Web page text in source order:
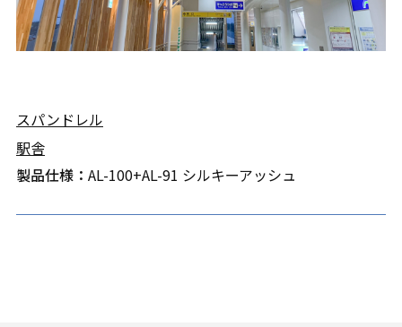
スパンドレル
駅舎
製品仕様： AL-100+AL-91 シルキーアッシュ